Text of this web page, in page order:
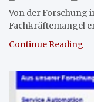
Von der Forschung
Fachkräftemangel
Continue Reading